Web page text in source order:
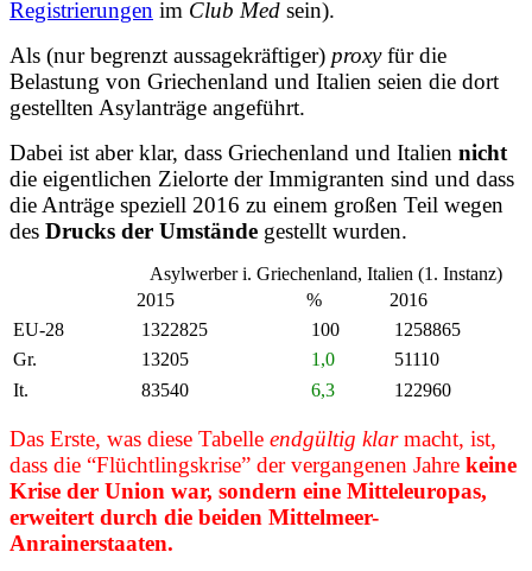
Registrierungen im Club Med sein).
Als (nur begrenzt aussagekräftiger) proxyfür die
Belastung von Griechenland und Italien seien die dort
gestellten Asylanträge angeführt.
Dabei ist aber klar, dass Griechenland und Italien nicht
die eigentlichen Zielorte der Immigranten sind und dass
die Anträge speziell 2016 zu einem großen Teil wegen
des Drucks der Umstände gestellt wurden.
Asylwerber i. Griechenland, Italien (1. Instanz)
2015
%
2016
EU-28
1322825 100
1258865
Gr.
13205 1,0
51110
It.
83540 6,3 122960
Das Erste, was diese Tabelle endgültig klarmacht, ist,
dass die “Flüchtlingskrise” der vergangenen Jahre keine
Krise der Union war, sondern eine Mitteleuropas,
erweitert durch die beiden Mittelmeer-
Anrainerstaaten.